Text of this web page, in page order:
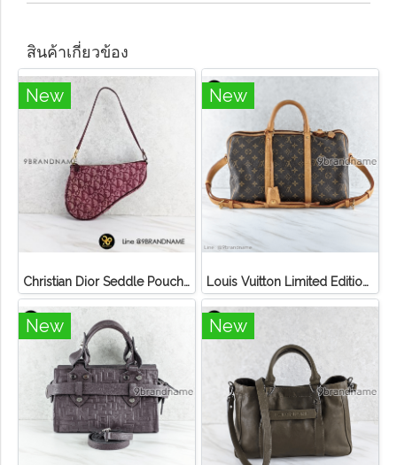
สินค้าเกี่ยวข้อง
New
Christian Dior Seddle Pouch Accessory Hand Bag
New
Louis Vuitton Limited Edition Monogram Canvas Sofia Coppola SC Bag
New New